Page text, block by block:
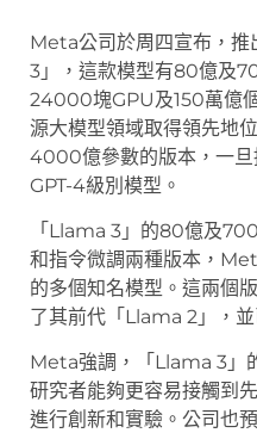
Meta公司於周四宣布，
3」，這款模型有80億及
24000塊GPU及150萬億
源大模型領域取得領先地
4000億參數的版本，一旦
GPT-4級別模型。
「Llama 3」的80億及
和指令微調兩種版本，
的多個知名模型。這兩個
了其前代「Llama 2」，
Meta強調，「Llama 3」
研究者能夠更容易接觸到
進行創新和實驗。公司也